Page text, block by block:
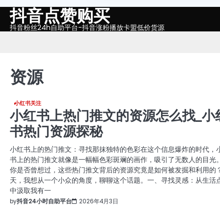
Skip抖音点赞购买
抖音粉丝24h自助平台-抖音涨粉播放卡盟低价货源
资源
小红书关注
小红书上热门推文的资源怎么找_小
书热门资源探秘
小红书上的热门推文：寻找那抹独特的色彩在这个信息爆炸的时代，
书上的热门推文就像是一幅幅色彩斑斓的画作，吸引了无数人的目光
你是否曾想过，这些热门推文背后的资源究竟是如何被发掘和利用的
天，我想从一个小众的角度，聊聊这个话题。一、寻找灵感：从生活
中汲取我有一
by抖音24小时自助平台 2026年4月3日